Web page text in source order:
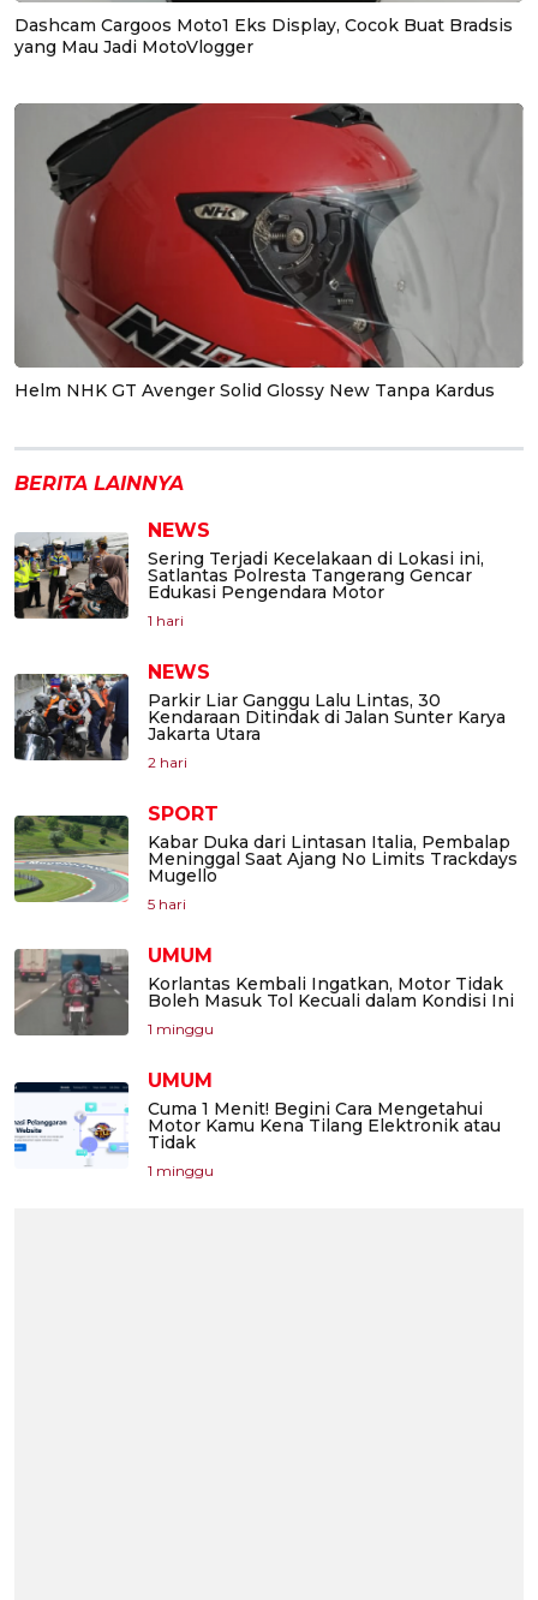
Dashcam Cargoos Moto1 Eks Display, Cocok Buat Bradsis
yang Mau Jadi MotoVlogger
Helm NHK GT Avenger Solid Glossy New Tanpa Kardus
BERITA LAINNYA
NEWS
Sering Terjadi Kecelakaan di Lokasi ini,
Satlantas Polresta Tangerang Gencar
Edukasi Pengendara Motor
1 hari
NEWS
Parkir Liar Ganggu Lalu Lintas, 30
Kendaraan Ditindak di Jalan Sunter Karya
Jakarta Utara
2 hari
SPORT
Kabar Duka dari Lintasan Italia, Pembalap
Meninggal Saat Ajang No Limits Trackdays
Mugello
5 hari
UMUM
Korlantas Kembali Ingatkan, Motor Tidak
Boleh Masuk Tol Kecuali dalam Kondisi Ini
1 minggu
UMUM
Cuma 1 Menit! Begini Cara Mengetahui
Motor Kamu Kena Tilang Elektronik atau
Tidak
1 minggu